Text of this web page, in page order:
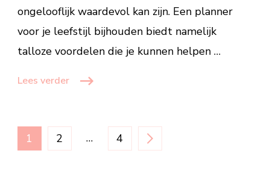
ongelooflijk waardevol kan zijn. Een planner
voor je leefstijl bijhouden biedt namelijk
talloze voordelen die je kunnen helpen …
Lees verder
Berichten
PAGINA
1 PAGINA
2 … PAGINA
4